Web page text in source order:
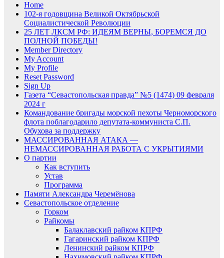
Home
102-я годовщина Великой Октябрьской
Социалистической Революции
25 ЛЕТ ЛКСМ РФ: ИДЕЯМ ВЕРНЫ, БОРЕМСЯ ДО
ПОЛНОЙ ПОБЕДЫ!
Member Directory
My Account
My Profile
Reset Password
Sign Up
Газета “Севастопольская правда” №5 (1474) 09 февраля
2024 г
Командование бригады морской пехоты Черноморского
флота поблагодарило депутата-коммуниста С.П.
Обухова за поддержку
МАССИРОВАННАЯ АТАКА —
НЕМАССИРОВАННАЯ РАБОТА С УКРЫТИЯМИ
О партии
Как вступить
Устав
Программа
Памяти Александра Черемёнова
Севастопольское отделение
Горком
Райкомы
Балаклавский райком КПРФ
Гагаринский райком КПРФ
Ленинский райком КПРФ